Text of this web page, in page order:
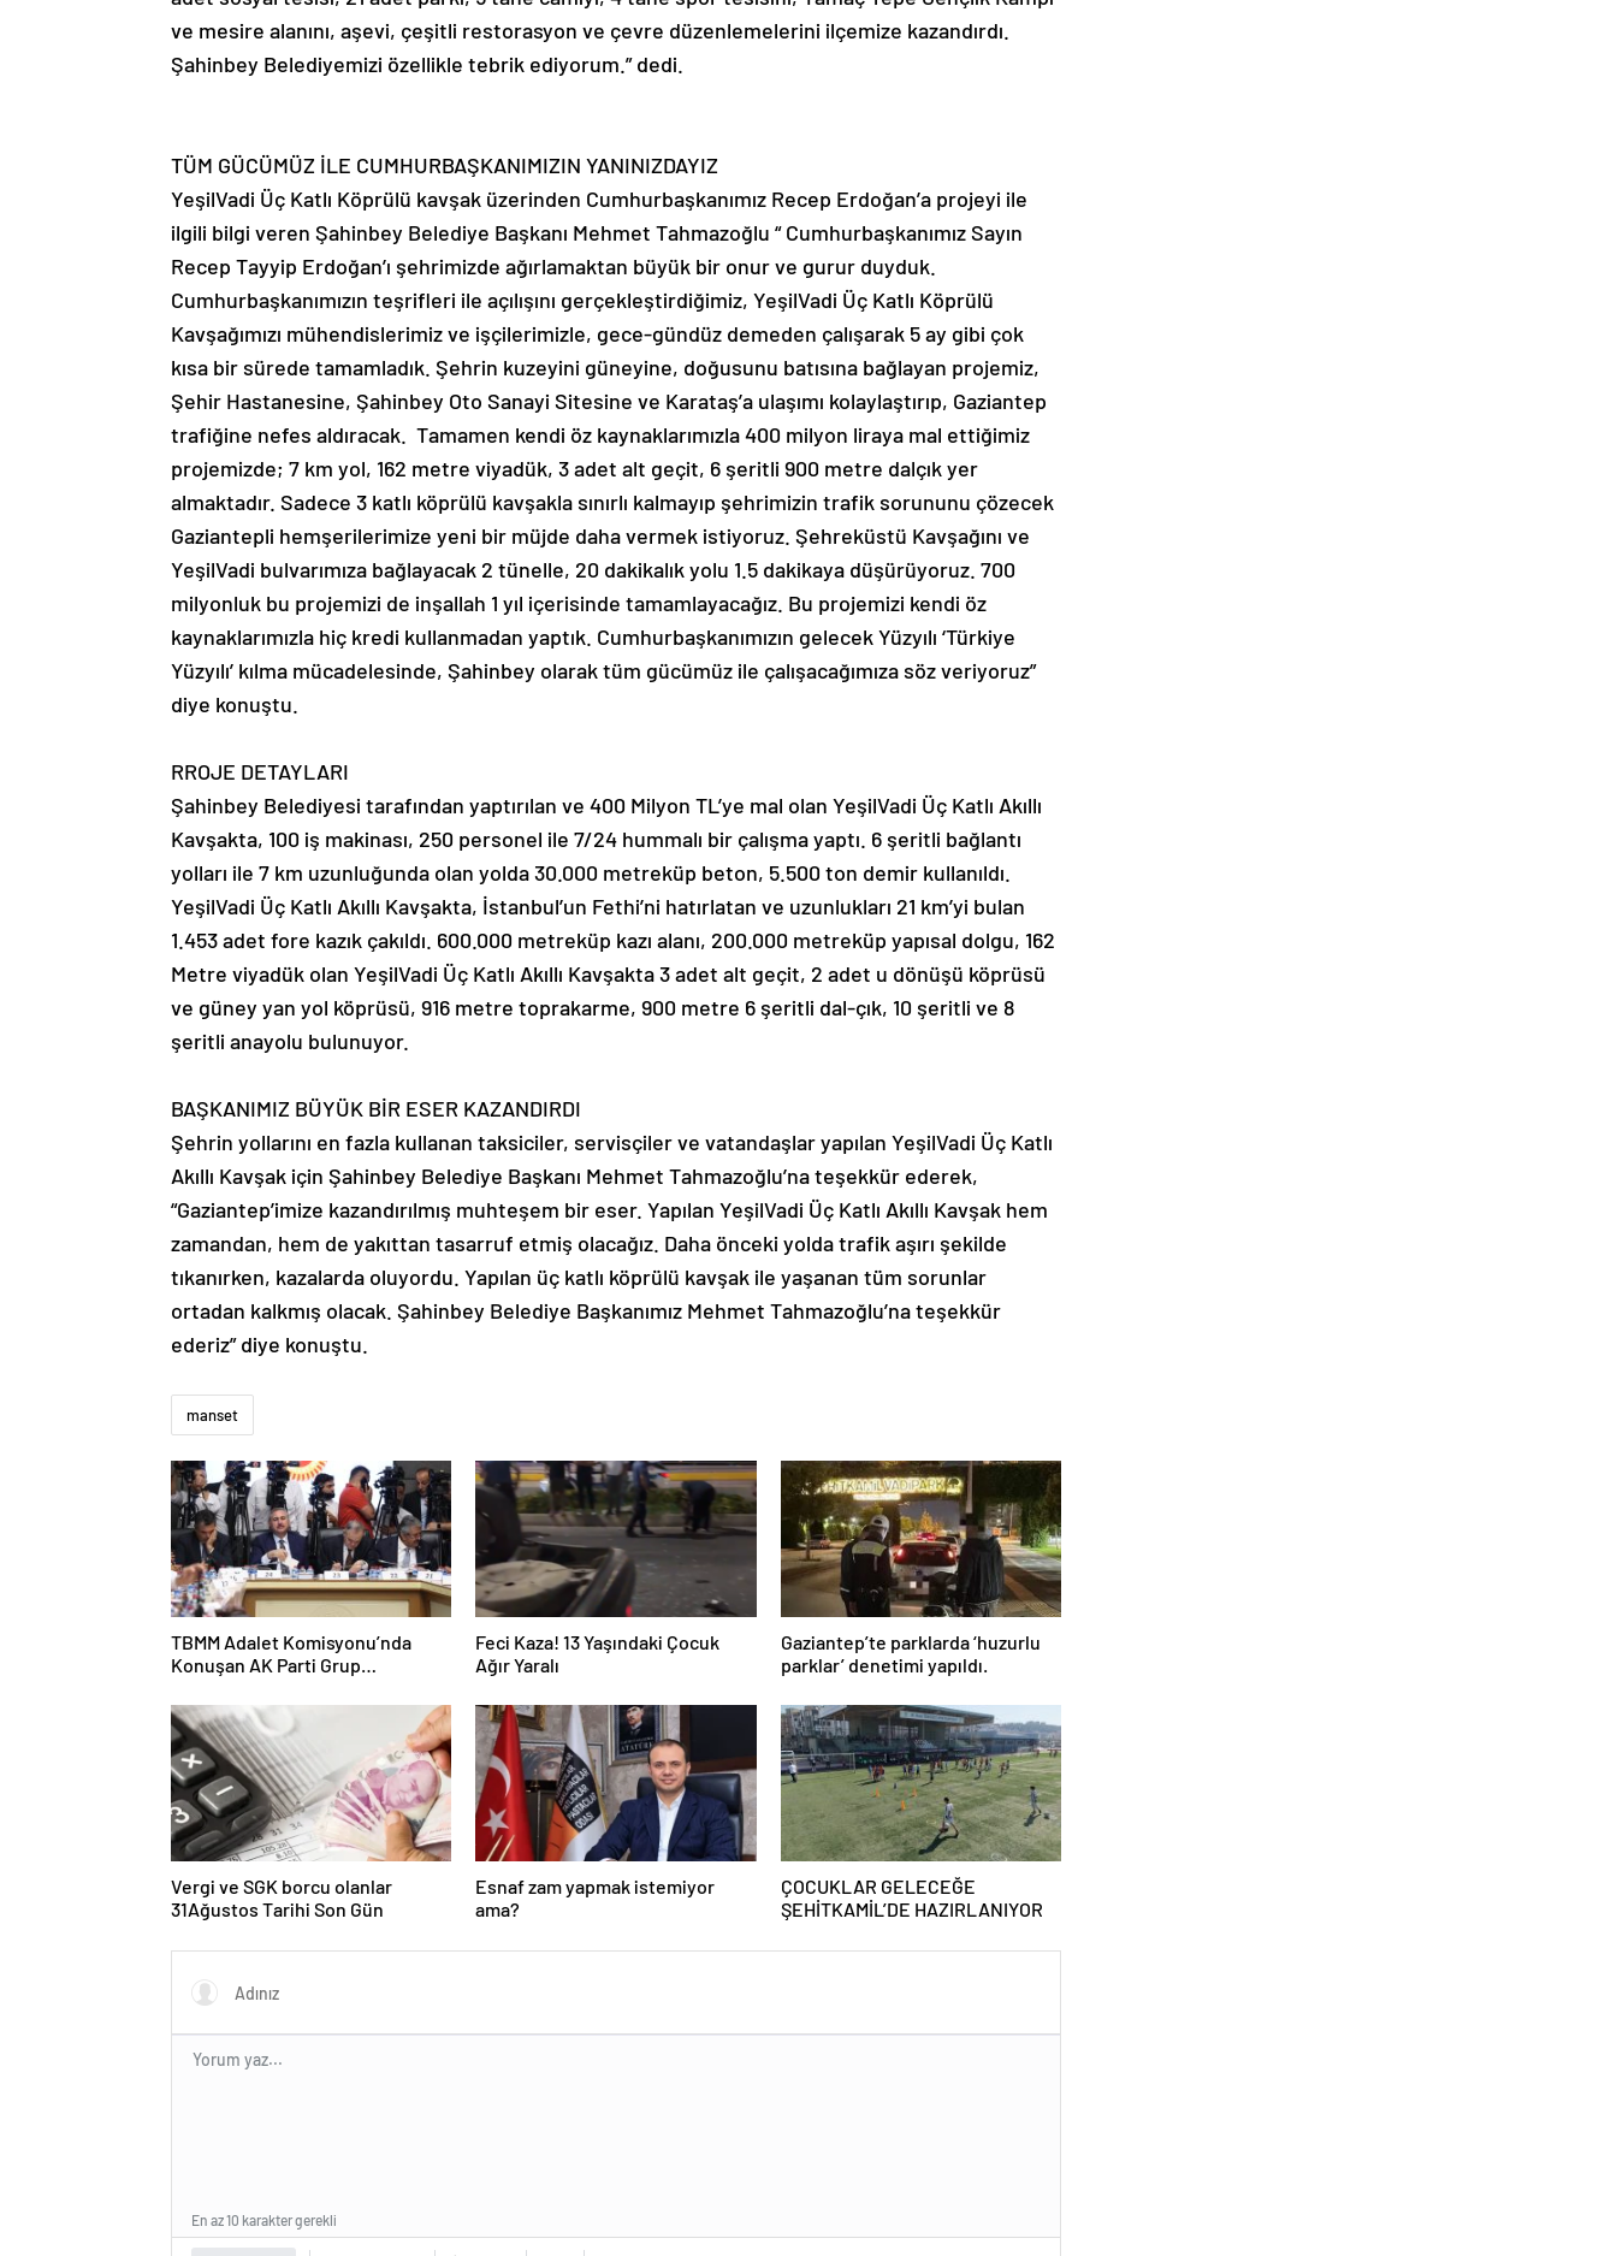
ve mesire alanını, aşevi, çeşitli restorasyon ve çevre düzenlemelerini ilçemize kazandırdı.
Şahinbey Belediyemizi özellikle tebrik ediyorum.” dedi.
TÜM GÜCÜMÜZ İLE CUMHURBAŞKANIMIZIN YANINIZDAYIZ
YeşilVadi Üç Katlı Köprülü kavşak üzerinden Cumhurbaşkanımız Recep Erdoğan’a projeyi ile
ilgili bilgi veren Şahinbey Belediye Başkanı Mehmet Tahmazoğlu “ Cumhurbaşkanımız Sayın
Recep Tayyip Erdoğan’ı şehrimizde ağırlamaktan büyük bir onur ve gurur duyduk.
Cumhurbaşkanımızın teşrifleri ile açılışını gerçekleştirdiğimiz, YeşilVadi Üç Katlı Köprülü
Kavşağımızı mühendislerimiz ve işçilerimizle, gece-gündüz demeden çalışarak 5 ay gibi çok
kısa bir sürede tamamladık. Şehrin kuzeyini güneyine, doğusunu batısına bağlayan projemiz,
Şehir Hastanesine, Şahinbey Oto Sanayi Sitesine ve Karataş’a ulaşımı kolaylaştırıp, Gaziantep
trafiğine nefes aldıracak. Tamamen kendi öz kaynaklarımızla 400 milyon liraya mal ettiğimiz
projemizde; 7 km yol, 162 metre viyadük, 3 adet alt geçit, 6 şeritli 900 metre dalçık yer
almaktadır. Sadece 3 katlı köprülü kavşakla sınırlı kalmayıp şehrimizin trafik sorununu çözecek
Gaziantepli hemşerilerimize yeni bir müjde daha vermek istiyoruz. Şehreküstü Kavşağını ve
YeşilVadi bulvarımıza bağlayacak 2 tünelle, 20 dakikalık yolu 1.5 dakikaya düşürüyoruz. 700
milyonluk bu projemizi de inşallah 1 yıl içerisinde tamamlayacağız. Bu projemizi kendi öz
kaynaklarımızla hiç kredi kullanmadan yaptık. Cumhurbaşkanımızın gelecek Yüzyılı ‘Türkiye
Yüzyılı’ kılma mücadelesinde, Şahinbey olarak tüm gücümüz ile çalışacağımıza söz veriyoruz”
diye konuştu.
RROJE DETAYLARI
Şahinbey Belediyesi tarafından yaptırılan ve 400 Milyon TL’ye mal olan YeşilVadi Üç Katlı Akıllı
Kavşakta, 100 iş makinası, 250 personel ile 7/24 hummalı bir çalışma yaptı. 6 şeritli bağlantı
yolları ile 7 km uzunluğunda olan yolda 30.000 metreküp beton, 5.500 ton demir kullanıldı.
YeşilVadi Üç Katlı Akıllı Kavşakta, İstanbul’un Fethi’ni hatırlatan ve uzunlukları 21 km’yi bulan
1.453 adet fore kazık çakıldı. 600.000 metreküp kazı alanı, 200.000 metreküp yapısal dolgu, 162
Metre viyadük olan YeşilVadi Üç Katlı Akıllı Kavşakta 3 adet alt geçit, 2 adet u dönüşü köprüsü
ve güney yan yol köprüsü, 916 metre toprakarme, 900 metre 6 şeritli dal-çık, 10 şeritli ve 8
şeritli anayolu bulunuyor.
BAŞKANIMIZ BÜYÜK BİR ESER KAZANDIRDI
Şehrin yollarını en fazla kullanan taksiciler, servisçiler ve vatandaşlar yapılan YeşilVadi Üç Katlı
Akıllı Kavşak için Şahinbey Belediye Başkanı Mehmet Tahmazoğlu’na teşekkür ederek,
“Gaziantep’imize kazandırılmış muhteşem bir eser. Yapılan YeşilVadi Üç Katlı Akıllı Kavşak hem
zamandan, hem de yakıttan tasarruf etmiş olacağız. Daha önceki yolda trafik aşırı şekilde
tıkanırken, kazalarda oluyordu. Yapılan üç katlı köprülü kavşak ile yaşanan tüm sorunlar
ortadan kalkmış olacak. Şahinbey Belediye Başkanımız Mehmet Tahmazoğlu’na teşekkür
ederiz” diye konuştu.
manset
TBMM Adalet Komisyonu’nda
Konuşan AK Parti Grup
“Kanun Teklifi Milletimizin
Teklifidir”
Feci Kaza! 13 Yaşındaki Çocuk
Ağır Yaralı
Gaziantep’te parklarda ‘huzurlu
parklar’ denetimi yapıldı.
Vergi ve SGK borcu olanlar
31Ağustos Tarihi Son Gün
Esnaf zam yapmak istemiyor
ama?
ÇOCUKLAR GELECEĞE
ŞEHİTKAMİL’DE HAZIRLANIYOR
En az 10 karakter gerekli